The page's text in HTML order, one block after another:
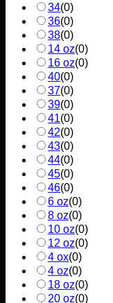
34(0)
36(0)
38(0)
14 oz(0)
16 oz(0)
40(0)
37(0)
39(0)
41(0)
42(0)
43(0)
44(0)
45(0)
46(0)
6 oz(0)
8 oz(0)
10 oz(0)
12 oz(0)
4 ox(0)
4 oz(0)
18 oz(0)
20 oz(0)